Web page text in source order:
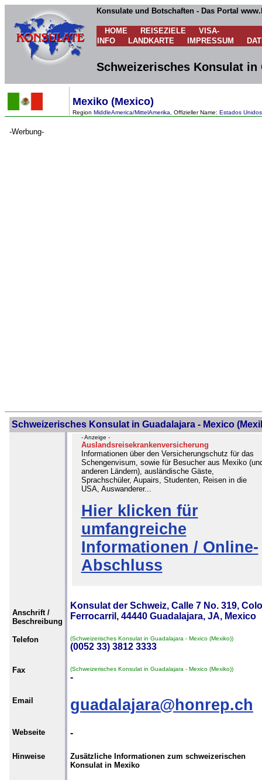
Konsulate und Botschaften - Das Portal
HOME REISEZIELE
VISA-
INFO
LANDKARTE IMPRESSUM
Schweizerisches Konsulat in
Mexiko (Mexico)
Region MiddleAmerica/MittelAmerika , Offizieller Name: Estados
-Werbung-
Schweizerisches Konsulat in Guadalajara - Mexico
- Anzeige -
Auslandsreisekrankenversicherung
Informationen über den Versicherungschutz für das
Schengenvisum, sowie für Besucher aus Mexiko
anderen Ländern), ausländische Gäste,
Sprachschüler, Aupairs, Studenten, Reisen in die
USA, Auswanderer...
Hier klicken für
umfangreiche
Informationen / Online-
Abschluss
Anschrift /
Beschreibung
Konsulat der Schweiz, Calle 7 No. 319,
Ferrocarril, 44440 Guadalajara, JA, Mexico
Telefon (Schweizerisches Konsulat in Guadalajara - Mexico (Mexiko))
(0052 33) 3812 3333
Fax (Schweizerisches Konsulat in Guadalajara - Mexico (Mexiko))
-
Email guadalajara@honrep.ch
Webseite -
Hinweise
Zusätzliche Informationen zum schweizerischen
Konsulat in Mexiko